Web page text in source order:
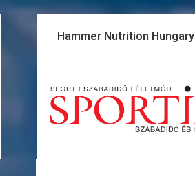
Skip
Hammer Nutrition Hungary